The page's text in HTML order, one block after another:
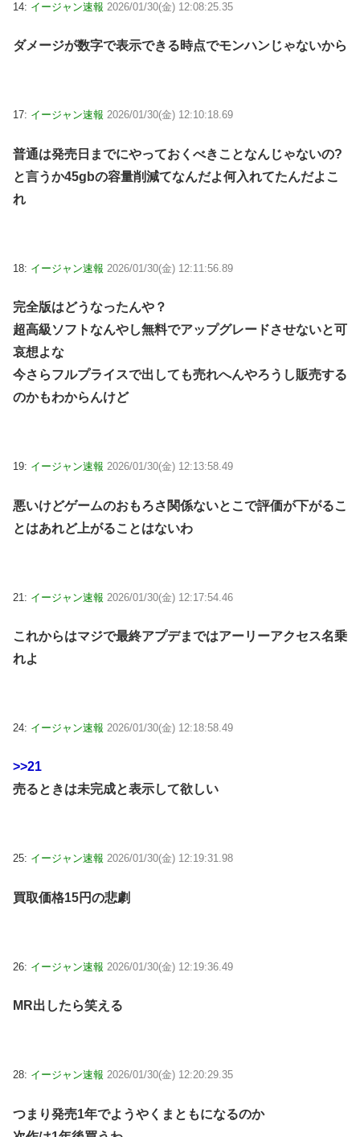
14: イージャン速報 2026/01/30(金) 12:08:25.35
ダメージが数字で表示できる時点でモンハンじゃないから
17: イージャン速報 2026/01/30(金) 12:10:18.69
普通は発売日までにやっておくべきことなんじゃないの?
と言うか45gbの容量削減てなんだよ何入れてたんだよこ
れ
18: イージャン速報 2026/01/30(金) 12:11:56.89
完全版はどうなったんや？
超高級ソフトなんやし無料でアップグレードさせないと可
哀想よな
今さらフルプライスで出しても売れへんやろうし販売する
のかもわからんけど
19: イージャン速報 2026/01/30(金) 12:13:58.49
悪いけどゲームのおもろさ関係ないとこで評価が下がるこ
とはあれど上がることはないわ
21: イージャン速報 2026/01/30(金) 12:17:54.46
これからはマジで最終アプデまではアーリーアクセス名乗
れよ
24: イージャン速報 2026/01/30(金) 12:18:58.49
>>21
売るときは未完成と表示して欲しい
25: イージャン速報 2026/01/30(金) 12:19:31.98
買取価格15円の悲劇
26: イージャン速報 2026/01/30(金) 12:19:36.49
MR出したら笑える
28: イージャン速報 2026/01/30(金) 12:20:29.35
つまり発売1年でようやくまともになるのか